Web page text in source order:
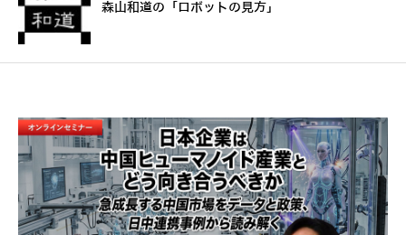
森山和道の「ロボットの見方」